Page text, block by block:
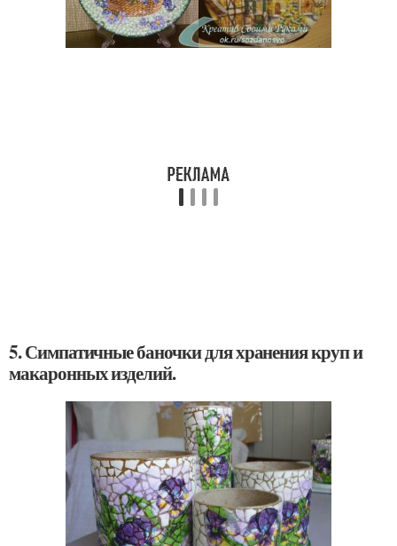
5. Симпатичные баночки для хранения круп и
макаронных изделий.